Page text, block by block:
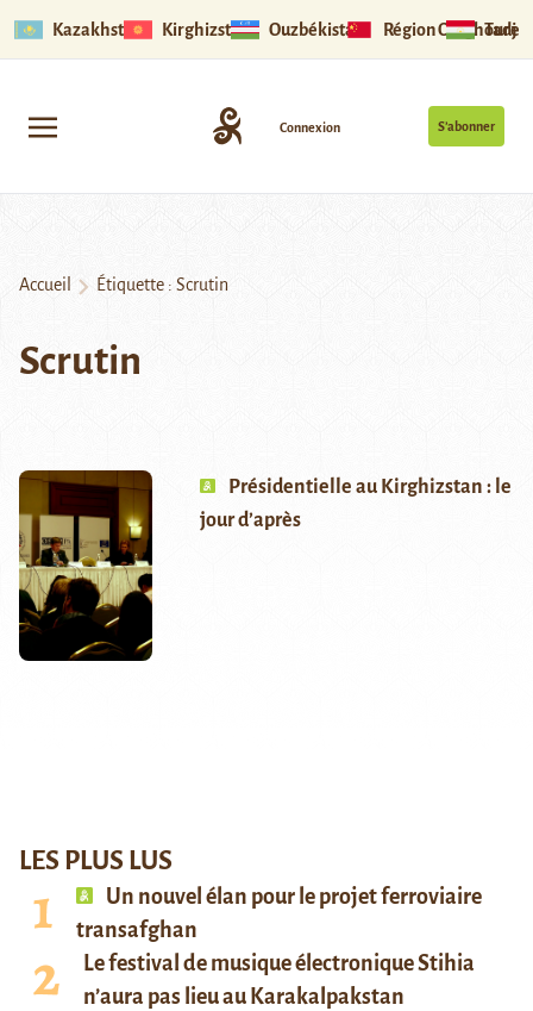
Kazakhstan Kirghizstan Ouzbékistan Région Ouïghoure
S’abonner
Connexion
Accueil Étiquette : Scrutin
Scrutin
Présidentielle au Kirghizstan : le
jour d’après
LES PLUS LUS
Un nouvel élan pour le projet ferroviaire
transafghan
Le festival de musique électronique Stihia
n’aura pas lieu au Karakalpakstan